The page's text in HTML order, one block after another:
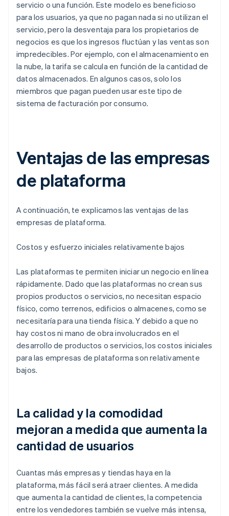
servicio o una función. Este modelo es beneficioso
para los usuarios, ya que no pagan nada si no utilizan el
servicio, pero la desventaja para los propietarios de
negocios es que los ingresos fluctúan y las ventas son
impredecibles. Por ejemplo, con el almacenamiento en
la nube, la tarifa se calcula en función de la cantidad de
datos almacenados. En algunos casos, solo los
miembros que pagan pueden usar este tipo de
sistema de facturación por consumo.
Ventajas de las empresas
de plataforma
A continuación, te explicamos las ventajas de las
empresas de plataforma.
Costos y esfuerzo iniciales relativamente bajos
Las plataformas te permiten iniciar un negocio en línea
rápidamente. Dado que las plataformas no crean sus
propios productos o servicios, no necesitan espacio
físico, como terrenos, edificios o almacenes, como se
necesitaría para una tienda física. Y debido a que no
hay costos ni mano de obra involucrados en el
desarrollo de productos o servicios, los costos iniciales
para las empresas de plataforma son relativamente
bajos.
La calidad y la comodidad
mejoran a medida que aumenta la
cantidad de usuarios
Cuantas más empresas y tiendas haya en la
plataforma, más fácil será atraer clientes. A medida
que aumenta la cantidad de clientes, la competencia
entre los vendedores también se vuelve más intensa,